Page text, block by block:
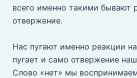
всего именно такими бывают
отвержение.
Нас пугают именно реакции
пугает и само отвержение
Слово «нет» мы